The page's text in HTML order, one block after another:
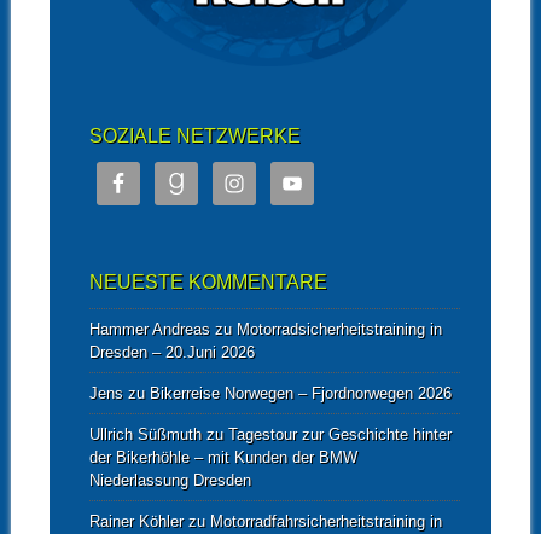
SOZIALE NETZWERKE
NEUESTE KOMMENTARE
Hammer Andreaszu Motorradsicherheitstraining in
Dresden – 20.Juni 2026
Jenszu Bikerreise Norwegen – Fjordnorwegen 2026
Ullrich Süßmuthzu Tagestour zur Geschichte hinter
der Bikerhöhle – mit Kunden der BMW
Niederlassung Dresden
Rainer Köhlerzu Motorradfahrsicherheitstraining in